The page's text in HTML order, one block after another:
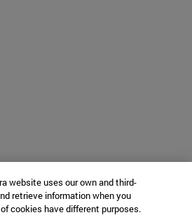
website uses our own and third-
retrieve information when you
cookies have different purposes.